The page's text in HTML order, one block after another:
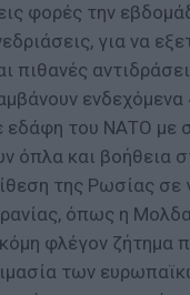
φορές την
για να
πιθανές
ενδεχόμενα
του ΝΑΤΟ με
όπλα και βοήθεια
της Ρωσίας σε
όπως η
φλέγον ζήτημα
των